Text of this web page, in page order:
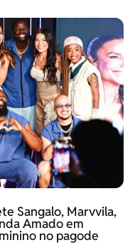
Sangalo, Marvvila,
Amado em
no pagode